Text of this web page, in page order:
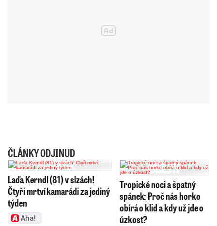
ČLÁNKY ODJINUD
Laďa Kerndl (81) v slzách!
Čtyři mrtví kamarádi za jediný
týden
Aha!
Tropické noci a špatný
spánek: Proč nás horko
obírá o klid a kdy už jde o
úzkost?